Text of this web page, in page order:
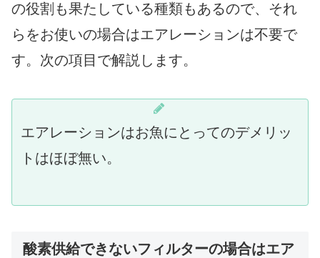
の役割も果たしている種類もあるので、それ
らをお使いの場合はエアレーションは不要で
す。次の項目で解説します。
エアレーションはお魚にとってのデメリッ
トはほぼ無い。
酸素供給できないフィルターの場合はエア